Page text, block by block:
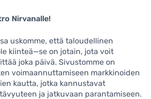
Nirvanalle!
uskomme, että taloudellinen
kiinteä—se on jotain, jota voit
joka päivä. Sivustomme on
voimaannuttamiseen markkinoiden
kautta, jotka kannustavat
ja jatkuvaan parantamiseen.